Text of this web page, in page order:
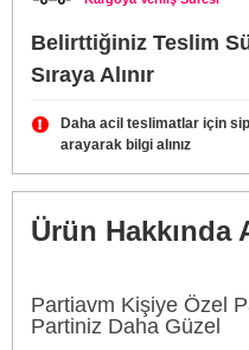
Belirttiğiniz Teslim
Sıraya Alınır
Daha acil teslimatlar için
arayarak bilgi alınız
Ürün Hakkında
Partiavm Kişiye Özel
Partiniz Daha Güzel